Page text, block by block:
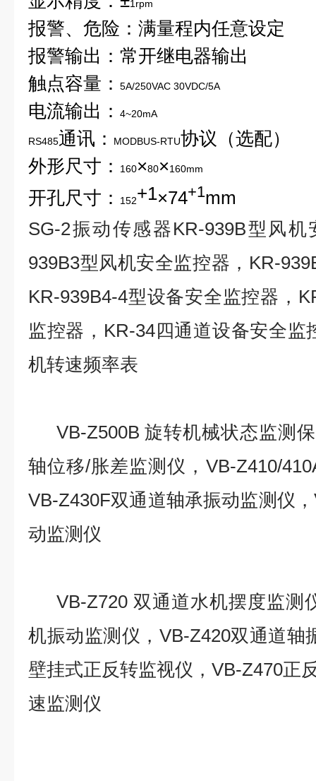
1rpm
报警、危险：满量程内任意设定
报警输出：常开继电器输出
触点容量：
5A/250VAC 30VDC/5A
电流输出： 4~20mA
RS485通讯： MODBUS-RTU协议（选配）
外形尺寸：
160×80×160mm
开孔尺寸： 152+1×74+1mm
SG-2振动传感器KR-939B型风机
939B3型风机安全监控器，KR-
KR-939B4-4型设备安全监控器，
监控器，KR-34四通道设备安全监
机转速频率表
VB-Z500B旋转机械状态监测
轴位移/胀差监测仪，VB-Z410/
VB-Z430F双通道轴承振动监测仪
动监测仪
VB-Z720 双通道水机摆度监测
机振动监测仪，VB-Z420双通道轴
壁挂式正反转监视仪，VB-Z470正
速监测仪